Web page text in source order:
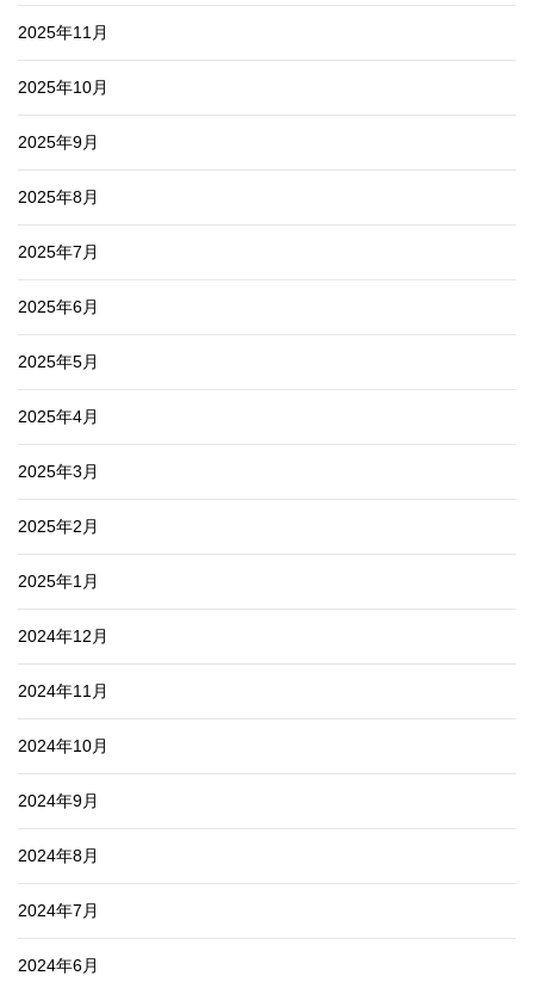
2025年11月
2025年10月
2025年9月
2025年8月
2025年7月
2025年6月
2025年5月
2025年4月
2025年3月
2025年2月
2025年1月
2024年12月
2024年11月
2024年10月
2024年9月
2024年8月
2024年7月
2024年6月